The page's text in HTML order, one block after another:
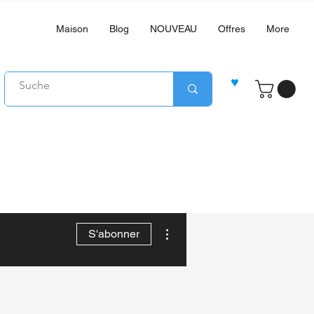
Maison Blog NOUVEAU Offres More
♥
S'abonner